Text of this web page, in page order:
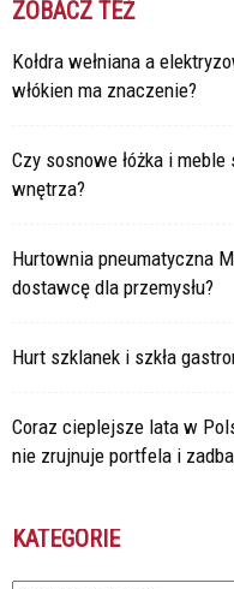
ZOBACZ TEŻ
Kołdra wełniana a
włókien ma znaczenie?
Czy sosnowe łóżka i
wnętrza?
Hurtownia pneumatyczna
dostawcę dla przemysłu?
Hurt szklanek i szkła
Coraz cieplejsze lata w
nie zrujnuje portfela i
KATEGORIE
Kategorie